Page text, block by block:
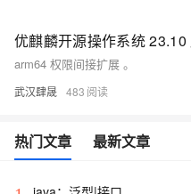
arm64 权限间接扩展 。
武汉肆晟 483
热门文章 最新文章